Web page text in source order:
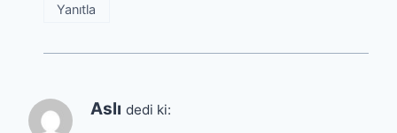
Yanıtla
Aslı dedi ki: